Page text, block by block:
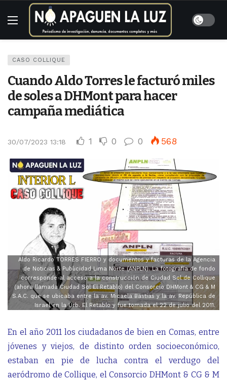
CASO COLLIQUE
Cuando Aldo Torres le facturó miles
de soles a DHMont para hacer
campaña mediática
30/07/2023 13:18 1 0 0 568
Aldo Ricardo TORRES FIERRO y documentos y facturas de la Agencia
de Noticias & Publicidad Lima Norte (ANPLN). La fotografía de fondo
corresponde al acceso a la construcción de Ciudad Sol de Collique
(ahora llamada Ciudad Sol El Retablo) del Consorcio DHMont & CG & M
S.A.C. que se ubicaba entre la av. Micaela Bastias y la av. República de
Israel en la Urb. El Retablo y fue tomada el 22 de julio del 2011.
En el año 2011 los ciudadanos de bien en Comas, entre
jóvenes y viejos, de distinto orden socioeconómico,
estaban en pie de lucha contra el verdugo del
aeródromo de Collique, el Consorcio DHMont & CG & M